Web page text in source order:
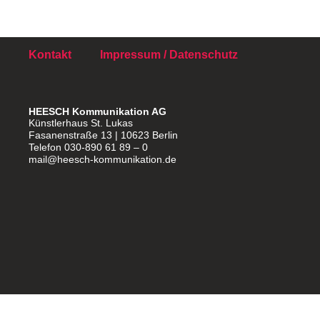
Kontakt Impressum / Datenschutz
HEESCH Kommunikation AG
Künstlerhaus St. Lukas
Fasanenstraße 13 | 10623 Berlin
Telefon 030-890 61 89 – 0
mail@heesch-kommunikation.de